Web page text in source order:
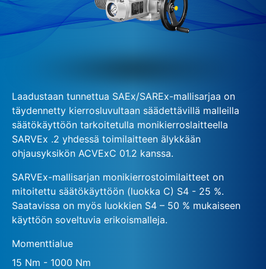
Laadustaan tunnettua SAEx/SAREx-mallisarjaa on
täydennetty kierrosluvultaan säädettävillä malleilla
säätökäyttöön tarkoitetulla monikierroslaitteella
SARVEx .2 yhdessä toimilaitteen älykkään
ohjausyksikön ACVExC 01.2 kanssa.
SARVEx-mallisarjan monikierrostoimilaitteet on
mitoitettu säätökäyttöön (luokka C) S4 - 25 %.
Saatavissa on myös luokkien S4 – 50 % mukaiseen
käyttöön soveltuvia erikoismalleja.
Momenttialue
15 Nm - 1000 Nm